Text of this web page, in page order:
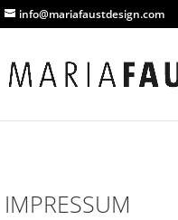
info@mariafaustdesign.com
IMPRESSUM